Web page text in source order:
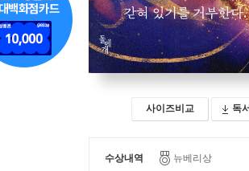
사이즈비교 독
수상내역 뉴베리상